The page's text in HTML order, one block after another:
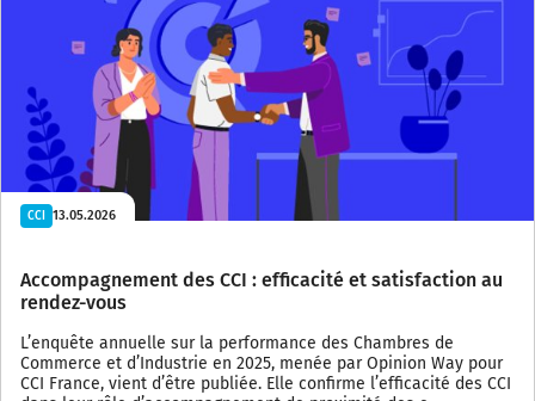
CCI 13.05.2026
Accompagnement des CCI : efficacité et satisfaction au
rendez-vous
L’enquête annuelle sur la performance des Chambres de
Commerce et d’Industrie en 2025, menée par Opinion Way pour
CCI France, vient d’être publiée. Elle confirme l’efficacité des CCI